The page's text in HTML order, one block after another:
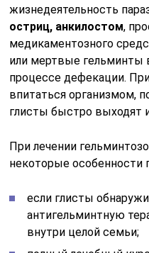
жизнедеятельность
остриц, анкилостом,
медикаментозного
или мертвые гельминты
процессе дефекации.
впитаться организмом,
глисты быстро выходят
При лечении
некоторые особенности
если глисты
антигельминтную
внутри целой семьи;